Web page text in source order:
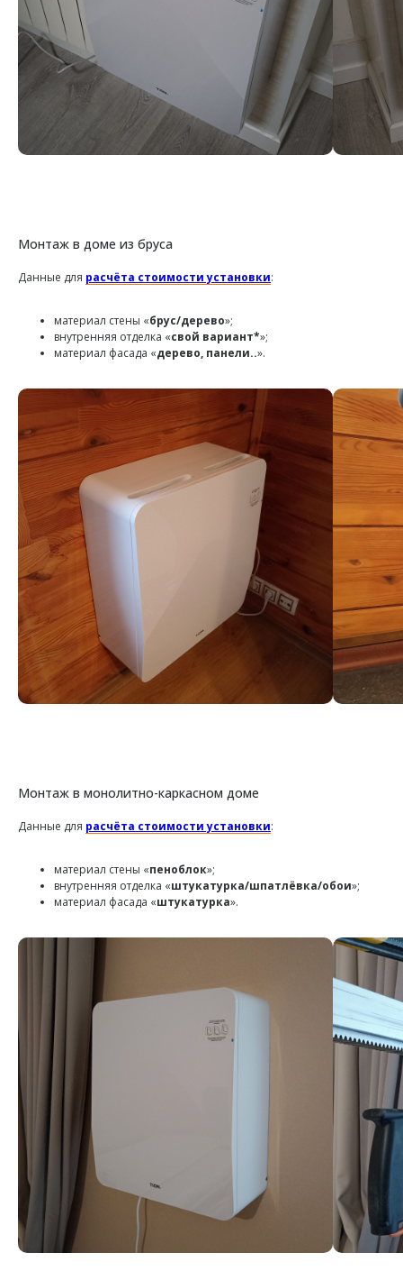
Монтаж в доме из бруса
Данные для расчёта стоимости установки:
материал стены «брус/дерево»;
внутренняя отделка «свой вариант*»;
материал фасада «дерево, панели..».
Монтаж в монолитно-каркасном доме
Данные для расчёта стоимости установки:
материал стены «пеноблок»;
внутренняя отделка «штукатурка/шпатлёвка/обои»;
материал фасада «штукатурка».